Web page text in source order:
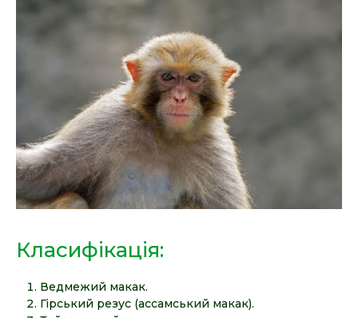
Класифікація:
Ведмежий макак.
Гірський резус (ассамський макак).